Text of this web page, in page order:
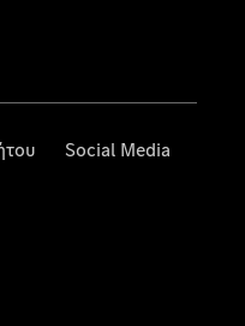
Social Media